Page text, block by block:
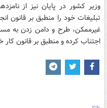
وزیر کشور در پایان نیز از
تبلیغات خود را منطبق بر قانون
غیرممکن، طرح و دامن زدن به
اجتناب کرده و منطبق بر قانون کار